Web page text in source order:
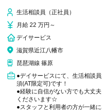
生活相談員（正社員）
月給 22 万円～
デイサービス
滋賀県近江八幡市
琵琶湖線 篠原
●デイサービスにて、生活相談
須(AT限定可)です！
●経験に自信がない方でも大丈
くださいます☆
●スタッフと利用者の方が一緒